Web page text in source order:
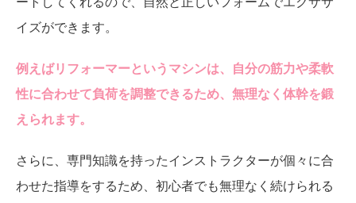
イズができます。
例えばリフォーマーというマシンは、自分の筋力や柔軟
性に合わせて負荷を調整できるため、無理なく体幹を鍛
えられます。
さらに、専門知識を持ったインストラクターが個々に合
わせた指導をするため、初心者でも無理なく続けられる